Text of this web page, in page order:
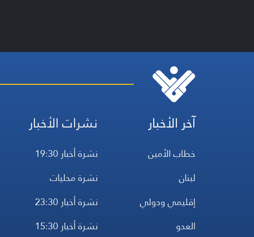
آخر الأخبار
خطاب الأمين
لبنان
إقليمي ودولي
العدو
نشرات الأخبار
نشرة أخبار 19:30
نشرة محليات
نشرة أخبار 23:30
نشرة أخبار 15:30